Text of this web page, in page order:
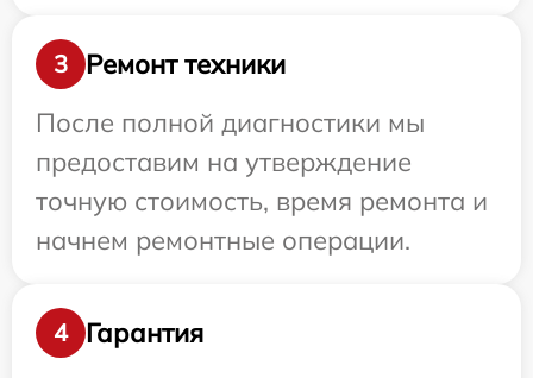
3
Ремонт техники
После полной диагностики мы
предоставим на утверждение
точную стоимость, время ремонта и
начнем ремонтные операции.
4
Гарантия